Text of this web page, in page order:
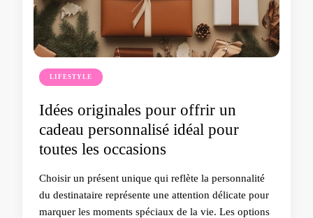
LIFESTYLE
Idées originales pour offrir un
cadeau personnalisé idéal pour
toutes les occasions
Choisir un présent unique qui reflète la personnalité
du destinataire représente une attention délicate pour
marquer les moments spéciaux de la vie. Les options